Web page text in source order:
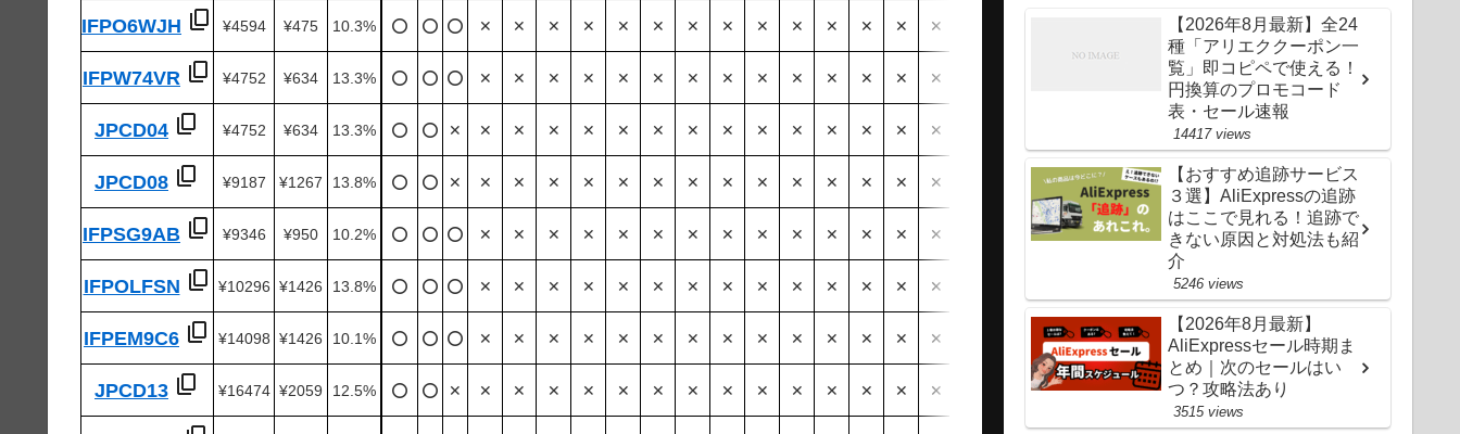
IFPO6WJH ¥4594 ¥475 10.3%
IFPW74VR ¥4752 ¥634 13.3%
JPCD04 ¥4752 ¥634 13.3%
JPCD08 ¥9187 ¥1267 13.8%
IFPSG9AB ¥9346 ¥950 10.2%
IFPOLFSN ¥10296 ¥1426 13.8%
IFPEM9C6 ¥14098 ¥1426 10.1%
JPCD13 ¥16474 ¥2059 12.5%
⭕️ ⭕️ ⭕️ ✕ ✕ ✕ ✕ ✕ ✕ ✕ ✕ ✕ ✕ ✕ ✕ ✕ ✕ ✕ ✕ ✕
⭕️ ⭕️ ⭕️ ✕ ✕ ✕ ✕ ✕ ✕ ✕ ✕ ✕ ✕ ✕ ✕ ✕ ✕ ✕ ✕ ✕
⭕️ ⭕️ ✕ ✕ ✕ ✕ ✕ ✕ ✕ ✕ ✕ ✕ ✕ ✕ ✕ ✕ ✕ ✕ ✕ ✕
⭕️ ⭕️ ✕ ✕ ✕ ✕ ✕ ✕ ✕ ✕ ✕ ✕ ✕ ✕ ✕ ✕ ✕ ✕ ✕ ✕ ✕ ✕ ✕ ✕
⭕️ ⭕️ ⭕️ ✕ ✕ ✕ ✕ ✕ ✕ ✕ ✕ ✕ ✕ ✕ ✕ ✕ ✕ ✕ ✕ ✕ ✕ ✕ ✕ ✕
⭕️ ⭕️ ⭕️ ✕ ✕ ✕ ✕ ✕ ✕ ✕ ✕ ✕ ✕ ✕ ✕ ✕ ✕ ✕ ✕ ✕
⭕️ ⭕️ ⭕️ ✕ ✕ ✕ ✕ ✕ ✕ ✕ ✕ ✕ ✕ ✕ ✕ ✕ ✕ ✕ ✕ ✕ ✕ ✕ ✕ ✕
⭕️ ⭕️ ✕ ✕ ✕ ✕ ✕ ✕ ✕ ✕ ✕ ✕ ✕ ✕ ✕ ✕ ✕ ✕ ✕ ✕ ✕ ✕ ✕ ✕
【2026年8月最新】全24
種「アリエククーポン一
覧」即コピペで使える！
円換算のプロモコード
表・セール速報
14417 views
【おすすめ追跡サービス
３選】AliExpressの追跡
はここで見れる！追跡で
きない原因と対処法も紹
介
5246 views
【2026年8月最新】
AliExpressセール時期ま
とめ｜次のセールはい
つ？攻略法あり
3515 views